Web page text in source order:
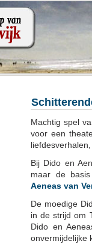
Machtig spel
voor een
Bij Dido en
maar de
Aeneas van
De moedige
in de strijd om
Dido en
onvermijdelijke